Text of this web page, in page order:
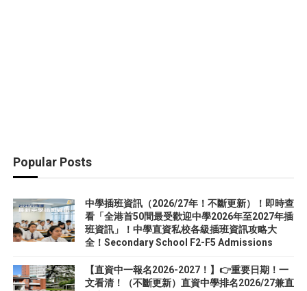
Popular Posts
中學插班資訊（2026/27年！不斷更新）！即時查
看「全港首50間最受歡迎中學2026年至2027年插
班資訊」！中學直資私校各級插班資訊攻略大
全！Secondary School F2-F5 Admissions
【直資中一報名2026-2027！】👉重要日期！一
文看清！（不斷更新）直資中學排名2026/27兼直